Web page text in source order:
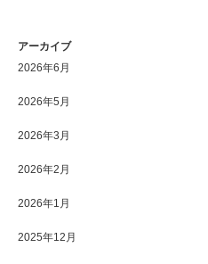
アーカイブ
2026年6月
2026年5月
2026年3月
2026年2月
2026年1月
2025年12月